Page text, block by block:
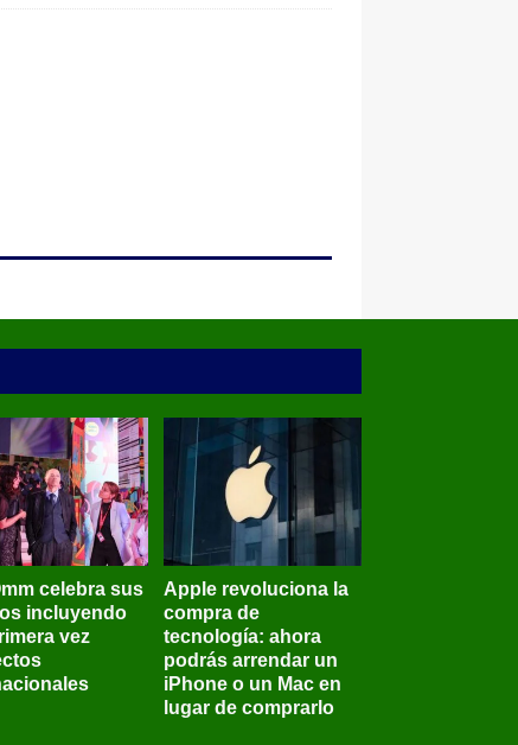
celebra sus
incluyendo
vez
Apple revoluciona la
compra de
tecnología: ahora
podrás arrendar un
iPhone o un Mac en
lugar de comprarlo